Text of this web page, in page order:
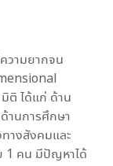
วามยากจน
มิติ ได้แก่ ด้าน
านการศึกษา
างสังคมและ
1 คน มีปัญหาได้